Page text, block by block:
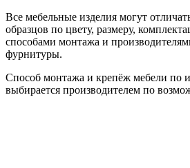
Все мебельные изделия могут
образцов по цвету, размеру,
способами монтажа и
фурнитуры.
Способ монтажа и крепёж мебели по
выбирается производителем по